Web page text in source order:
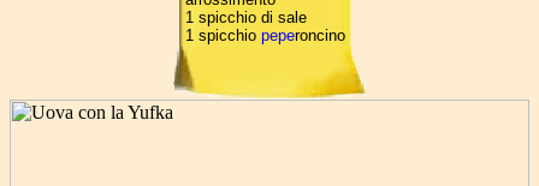
1 spicchio di sale
1 spicchio peperoncino